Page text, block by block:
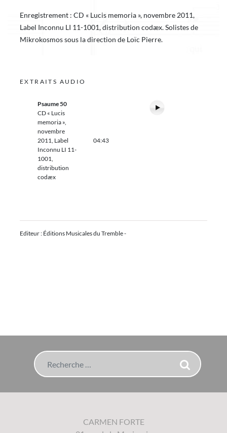
Enregistrement : CD « Lucis memoria », novembre 2011,
Label Inconnu LI 11-1001, distribution codæx. Solistes de
Mikrokosmos sous la direction de Loïc Pierre.
EXTRAITS AUDIO
Psaume 50
CD « Lucis
memoria »,
novembre
2011, Label
Inconnu LI 11-
1001,
distribution
codæx
04:43
Editeur : Éditions Musicales du Tremble -
Rechercher
CARMEN FORTE